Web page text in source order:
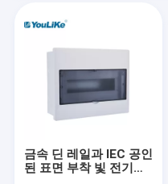
금속 딘 레일과 IEC 공인
된 표면 부착 빛 전기적